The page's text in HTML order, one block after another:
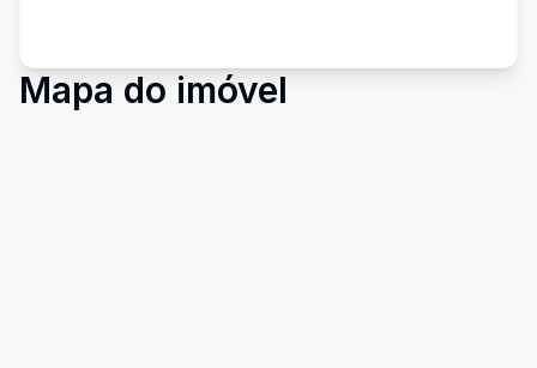
Mapa do imóvel